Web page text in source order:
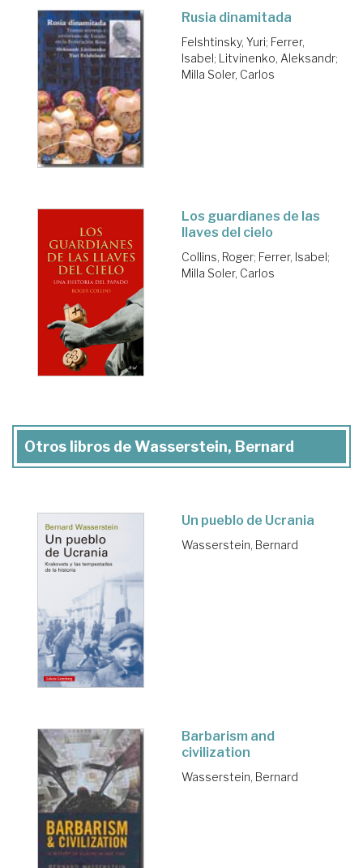
Rusia dinamitada
Felshtinsky, Yuri; Ferrer,
Isabel; Litvinenko, Aleksandr;
Milla Soler, Carlos
Los guardianes de las
llaves del cielo
Collins, Roger; Ferrer, Isabel;
Milla Soler, Carlos
Otros libros de Wasserstein, Bernard
Un pueblo de Ucrania
Wasserstein, Bernard
Barbarism and
civilization
Wasserstein, Bernard